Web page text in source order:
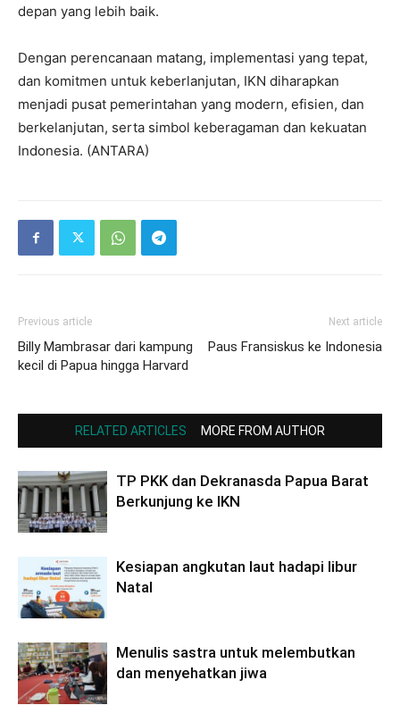
depan yang lebih baik.
Dengan perencanaan matang, implementasi yang tepat,
dan komitmen untuk keberlanjutan, IKN diharapkan
menjadi pusat pemerintahan yang modern, efisien, dan
berkelanjutan, serta simbol keberagaman dan kekuatan
Indonesia. (ANTARA)
Previous article
Billy Mambrasar dari kampung
kecil di Papua hingga Harvard
Next article
Paus Fransiskus ke Indonesia
RELATED ARTICLES MORE FROM AUTHOR
TP PKK dan Dekranasda Papua Barat
Berkunjung ke IKN
Kesiapan angkutan laut hadapi libur
Natal
Menulis sastra untuk melembutkan
dan menyehatkan jiwa